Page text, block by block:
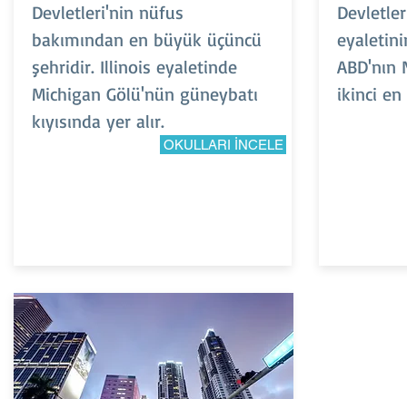
Devletleri'nin nüfus
bakımından en büyük üçüncü
şehridir. Illinois eyaletinde
Michigan Gölü'nün güneybatı
kıyısında yer alır.
OKULLARI İNCELE
ikinci en